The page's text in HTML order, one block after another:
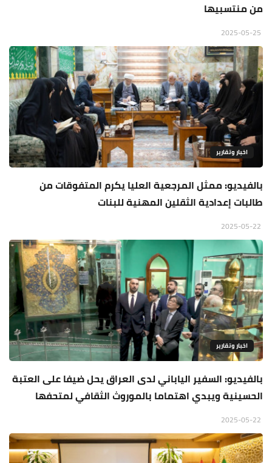
من منتسبيها
اخبار وتقارير
بالفيديو: ممثل المرجعية العليا يكرم المتفوقات من
طالبات إعدادية الثقلين المهنية للبنات
اخبار وتقارير
بالفيديو: السفير الياباني لدى العراق يحل ضيفا على العتبة
الحسينية ويبدي اهتماما بالموروث الثقافي لمتحفها